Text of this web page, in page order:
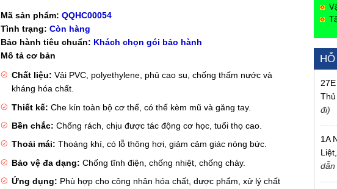
Mã sản phẩm: QQHC00054
Tình trạng: Còn hàng
Bảo hành tiêu chuẩn: Khách chọn gói bảo hành
Mô tả cơ bản
Chất liệu: Vải PVC, polyethylene, phủ cao su, chống thấm nước và
kháng hóa chất.
Thiết kế: Che kín toàn bộ cơ thể, có thể kèm mũ và găng tay.
Bền chắc: Chống rách, chịu được tác động cơ học, tuổi thọ cao.
Thoải mái: Thoáng khí, có lỗ thông hơi, giảm cảm giác nóng bức.
Bảo vệ đa dạng: Chống tĩnh điện, chống nhiệt, chống cháy.
Ứng dụng: Phù hợp cho công nhân hóa chất, dược phẩm, xử lý chất
đi)
1A
dẫn